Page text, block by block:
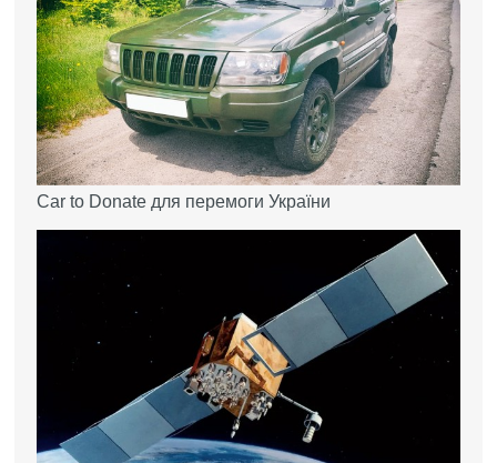
Car to Donate для перемоги України